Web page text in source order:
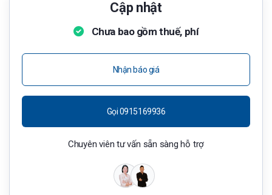
Cập nhật
Chưa bao gồm thuế, phí
Nhận báo giá
Gọi 0915169936
Chuyên viên tư vấn sẵn sàng hỗ trợ